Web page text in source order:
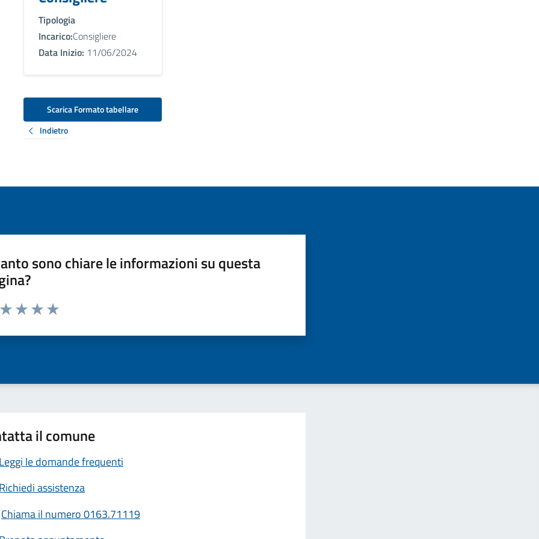
Tipologia
Incarico:Consigliere
Data Inizio: 11/06/2024
Scarica Formato tabellare
Indietro
sono chiare le informazioni su questa
da 1 a 5 stelle la pagina
il comune
le domande frequenti
assistenza
Chiama il numero 0163.71119